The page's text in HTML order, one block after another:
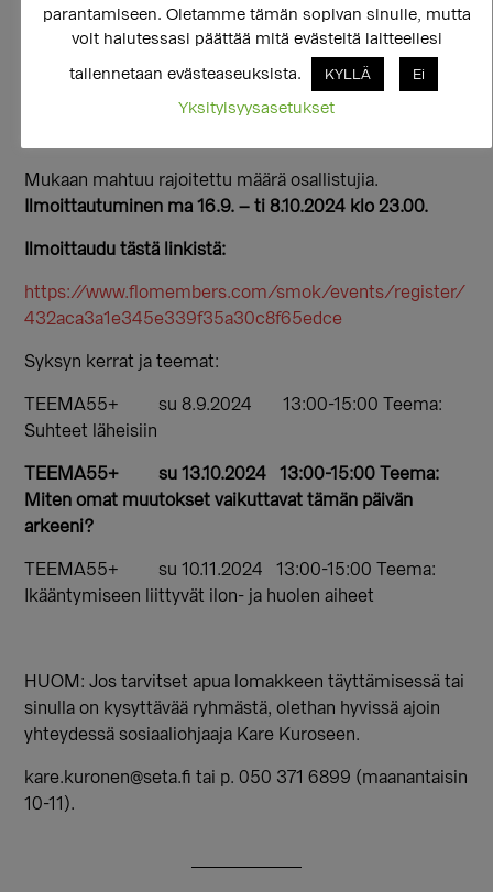
Tarjolla on kahvia ja teetä.
Teemaryhmään on ilmoittautuminen, kullekin kerralle
oma ilmoittautumislomake, joka löytyy SMOKin
verkkokalenterista. Ilmoittautuminen päättyy
Mukaan mahtuu rajoitettu määrä osallistujia.
Ilmoittautuminen ma 16.9. – ti 8.10.2024 klo 23.00.
Ilmoittaudu tästä linkistä:
https://www.flomembers.com/smok/events/register/
432aca3a1e345e339f35a30c8f65edce
Syksyn kerrat ja teemat:
TEEMA55+ su 8.9.2024 13:00-15:00 Teema:
Suhteet läheisiin
TEEMA55+ su 13.10.2024 13:00-15:00 Teema:
Miten omat muutokset vaikuttavat tämän päivän
arkeeni?
TEEMA55+ su 10.11.2024 13:00-15:00 Teema:
Ikääntymiseen liittyvät ilon- ja huolen aiheet
HUOM: Jos tarvitset apua lomakkeen täyttämisessä tai
sinulla on kysyttävää ryhmästä, olethan hyvissä ajoin
yhteydessä sosiaaliohjaaja Kare Kuroseen.
kare.kuronen@seta.fi tai p. 050 371 6899 (maanantaisin
10-11).
parantamiseen. Oletamme tämän sopivan sinulle, mutta
voit halutessasi päättää mitä evästeitä laitteellesi
tallennetaan evästeaseuksista. KYLLÄ Ei
Yksityisyysasetukset